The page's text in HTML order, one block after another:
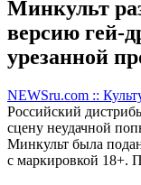
Минкульт
версию гей-
урезанной
NEWSru.com ::
Российский
сцену неудачной
Минкульт была
с маркировкой 18+.